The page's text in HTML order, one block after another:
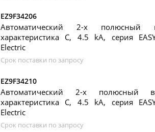
EZ9F34206
Автоматический 2-х полюсный
характеристика C, 4.5 kA, серия
Electric
Срок поставки по запросу
EZ9F34210
Автоматический 2-х полюсный
характеристика C, 4.5 kA, серия
Electric
Срок поставки по запросу